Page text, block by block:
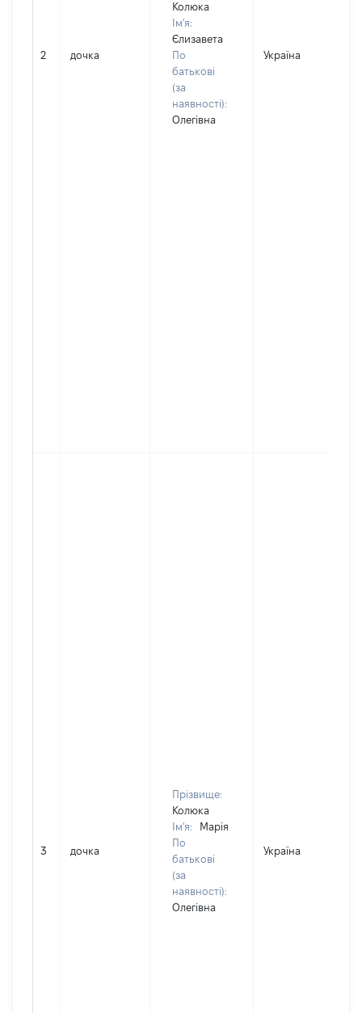
2 дочка
Колюка
Ім'я:
Єлизавета
По
батькові
(за
наявності):
Олегівна
Україна
3 дочка
Прізвище:
Колюка
Ім'я:
Марія
По
батькові
(за
наявності):
Олегівна
Україна